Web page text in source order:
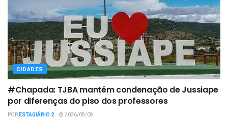
CIDADES
#Chapada: TJBA mantém condenação de Jussiape
por diferenças do piso dos professores
PORESTAGIÁRIO 2 2026/08/08